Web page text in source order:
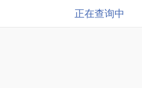
正在查询中